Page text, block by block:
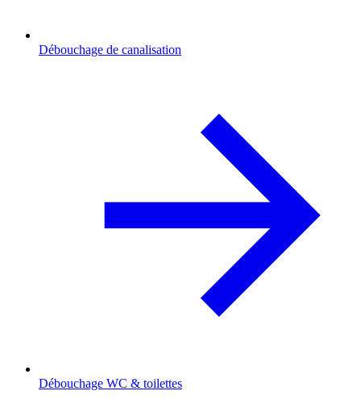
Débouchage de canalisation
Débouchage WC & toilettes